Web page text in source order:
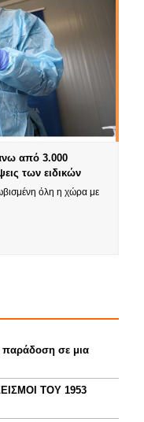
από 3.000
των ειδικών
όλη η χώρα με
παράδοση σε μια
ΤΟΥ 1953